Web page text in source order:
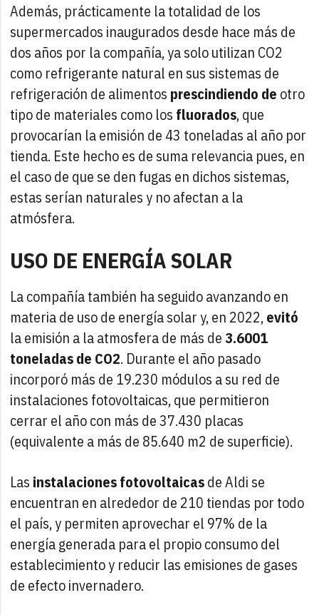
Además, prácticamente la totalidad de los
supermercados inaugurados desde hace más de
dos años por la compañía, ya solo utilizan CO2
como refrigerante natural en sus sistemas de
refrigeración de alimentos prescindiendo de otro
tipo de materiales como los fluorados, que
provocarían la emisión de 43 toneladas al año por
tienda. Este hecho es de suma relevancia pues, en
el caso de que se den fugas en dichos sistemas,
estas serían naturales y no afectan a la
atmósfera.
USO DE ENERGÍA SOLAR
La compañía también ha seguido avanzando en
materia de uso de energía solar y, en 2022,evitó
la emisión a la atmosfera de más de3.6001
toneladas de CO2. Durante el año pasado
incorporó más de 19.230 módulos a su red de
instalaciones fotovoltaicas, que permitieron
cerrar el año con más de 37.430 placas
(equivalente a más de 85.640 m2 de superficie).
Las instalaciones fotovoltaicasde Aldi se
encuentran en alrededor de 210 tiendas por todo
el país, y permiten aprovechar el 97% de la
energía generada para el propio consumo del
establecimiento y reducir las emisiones de gases
de efecto invernadero.